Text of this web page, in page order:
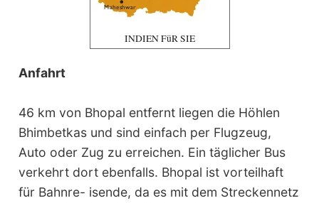
INDIEN FüR SIE
Anfahrt
46 km von Bhopal entfernt liegen die Höhlen
Bhimbetkas und sind einfach per Flugzeug,
Auto oder Zug zu erreichen. Ein täglicher Bus
verkehrt dort ebenfalls. Bhopal ist vorteilhaft
für Bahnre- isende, da es mit dem Streckennetz